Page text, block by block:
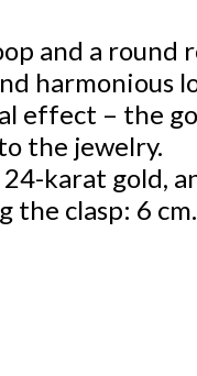
and a
harmonious
effect – the
the jewelry.
karat gold,
the clasp: 6 cm.